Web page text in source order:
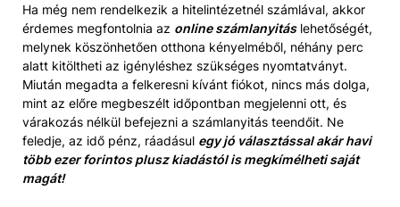
Ha még nem rendelkezik a hitelintézetnél számlával, akkor
érdemes megfontolnia az online számlanyitáslehetőségét,
melynek köszönhetően otthona kényelméből, néhány perc
alatt kitöltheti az igényléshez szükséges nyomtatványt.
Miután megadta a felkeresni kívánt fiókot, nincs más dolga,
mint az előre megbeszélt időpontban megjelenni ott, és
várakozás nélkül befejezni a számlanyitás teendőit. Ne
feledje, az idő pénz, ráadásul egy jó választással akár havi
több ezer forintos plusz kiadástól is megkímélheti saját
magát!